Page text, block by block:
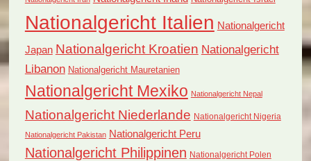
Nationalgericht Italien Nationalgericht
Japan Nationalgericht Kroatien Nationalgericht
Libanon Nationalgericht Mauretanien
Nationalgericht Mexiko Nationalgericht Nepal
Nationalgericht Niederlande Nationalgericht Nigeria
Nationalgericht Pakistan Nationalgericht Peru
Nationalgericht Philippinen Nationalgericht Polen